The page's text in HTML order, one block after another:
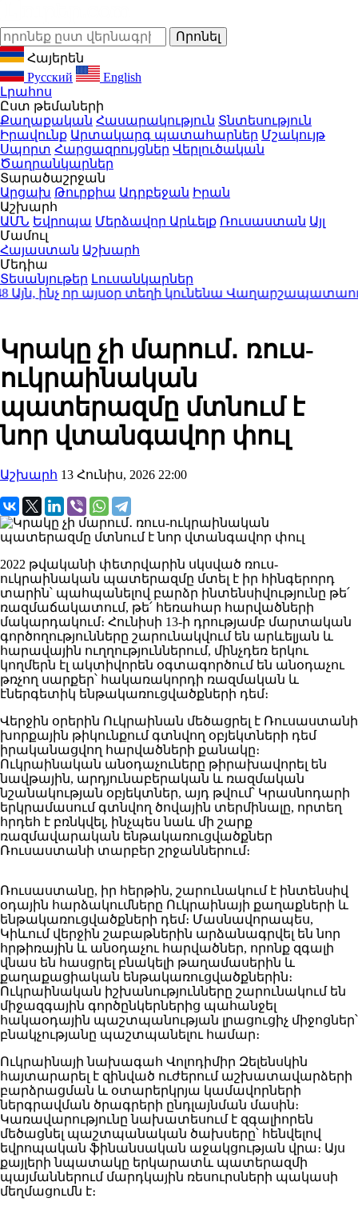
Հայերեն
Русский
English
Լրահոս
Ըստ թեմաների
Քաղաքական Հասարակություն Տնտեսություն
Իրավունք Արտակարգ պատահարներ Մշակույթ
Սպորտ Հարցազրույցներ Վերլուծական
Ծաղրանկարներ
Տարածաշրջան
Արցախ Թուրքիա Ադրբեջան Իրան
Աշխարհ
ԱՄՆ Եվրոպա Մերձավոր Արևելք Ռուսաստան Այլ
Մամուլ
Հայաստան Աշխարհ
Մեդիա
Տեսանյութեր Լուսանկարներ
ինչ որ այսօր տեղի կունենա Վաղարշապատաում
Կրակը չի մարում․ ռուս-
ուկրաինական
պատերազմը մտնում է
նոր վտանգավոր փուլ
Աշխարհ 13 Հունիս, 2026 22:00
2022 թվականի փետրվարին սկսված ռուս-
ուկրաինական պատերազմը մտել է իր հինգերորդ
տարին՝ պահպանելով բարձր ինտենսիվությունը թե՛
ռազմաճակատում, թե՛ հեռահար հարվածների
մակարդակում։ Հունիսի 13-ի դրությամբ մարտական
գործողությունները շարունակվում են արևելյան և
հարավային ուղղություններում, մինչդեռ երկու
կողմերն էլ ակտիվորեն օգտագործում են անօդաչու
թռչող սարքեր՝ հակառակորդի ռազմական և
էներգետիկ ենթակառուցվածքների դեմ։
Վերջին օրերին Ուկրաինան մեծացրել է Ռուսաստանի
խորքային թիկունքում գտնվող օբյեկտների դեմ
իրականացվող հարվածների քանակը։
Ուկրաինական անօդաչուները թիրախավորել են
նավթային, արդյունաբերական և ռազմական
նշանակության օբյեկտներ, այդ թվում՝ Կրասնոդարի
երկրամասում գտնվող ծովային տերմինալը, որտեղ
հրդեհ է բռնկվել, ինչպես նաև մի շարք
ռազմավարական ենթակառուցվածքներ
Ռուսաստանի տարբեր շրջաններում։
Ռուսաստանը, իր հերթին, շարունակում է ինտենսիվ
օդային հարձակումները Ուկրաինայի քաղաքների և
ենթակառուցվածքների դեմ։ Մասնավորապես,
Կիևում վերջին շաբաթներին արձանագրվել են նոր
հրթիռային և անօդաչու հարվածներ, որոնք զգալի
վնաս են հասցրել բնակելի թաղամասերին և
քաղաքացիական ենթակառուցվածքներին։
Ուկրաինական իշխանությունները շարունակում են
միջազգային գործընկերներից պահանջել
հակաօդային պաշտպանության լրացուցիչ միջոցներ՝
բնակչությանը պաշտպանելու համար։
Ուկրաինայի նախագահ Վոլոդիմիր Զելենսկին
հայտարարել է զինված ուժերում աշխատավարձերի
բարձրացման և օտարերկրյա կամավորների
ներգրավման ծրագրերի ընդլայնման մասին։
Կառավարությունը նախատեսում է զգալիորեն
մեծացնել պաշտպանական ծախսերը՝ հենվելով
եվրոպական ֆինանսական աջակցության վրա։ Այս
քայլերի նպատակը երկարատև պատերազմի
պայմաններում մարդկային ռեսուրսների պակասի
մեղմացումն է։